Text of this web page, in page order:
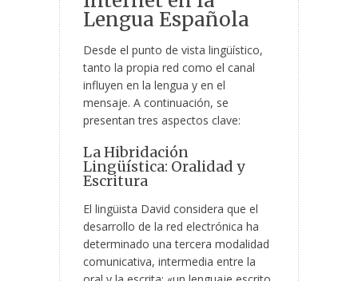
Lengua Española
Desde el punto de vista lingüístico,
tanto la propia red como el canal
influyen en la lengua y en el
mensaje. A continuación, se
presentan tres aspectos clave:
La Hibridación
Lingüística: Oralidad y
Escritura
El lingüista David considera que el
desarrollo de la red electrónica ha
determinado una tercera modalidad
comunicativa, intermedia entre la